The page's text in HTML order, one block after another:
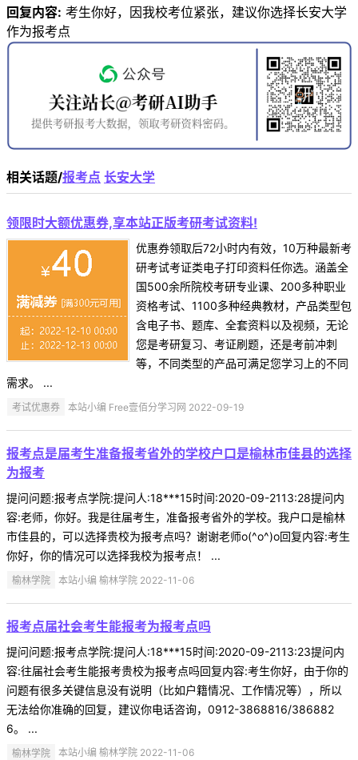
回复内容: 考生你好，因我校考位紧张，建议你选择长安大学
作为报考点
相关话题/报考点 长安大学
领限时大额优惠券,享本站正版考研考试资料!
优惠券领取后72小时内有效，10万种最新考
研考试考证类电子打印资料任你选。涵盖全
国500余所院校考研专业课、200多种职业
资格考试、1100多种经典教材，产品类型包
含电子书、题库、全套资料以及视频，无论
您是考研复习、考证刷题，还是考前冲刺
等，不同类型的产品可满足您学习上的不同
需求。 ...
考试优惠券 本站小编 Free壹佰分学习网 2022-09-19
报考点是届考生准备报考省外的学校户口是榆林市佳县的选择
为报考
提问问题:报考点学院:提问人:18***15时间:2020-09-2113:28提问内
容:老师，你好。我是往届考生，准备报考省外的学校。我户口是榆林
市佳县的，可以选择贵校为报考点吗？谢谢老师o(^o^)o回复内容:考生
你好，你的情况可以选择我校为报考点！ ...
榆林学院 本站小编 榆林学院 2022-11-06
报考点届社会考生能报考为报考点吗
提问问题:报考点学院:提问人:18***15时间:2020-09-2113:23提问内
容:往届社会考生能报考贵校为报考点吗回复内容:考生你好，由于你的
问题有很多关键信息没有说明（比如户籍情况、工作情况等），所以
无法给你准确的回复，建议你电话咨询，0912-3868816/386882
6。 ...
榆林学院 本站小编 榆林学院 2022-11-06